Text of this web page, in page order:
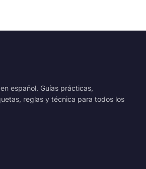
español. Guías prácticas,
reglas y técnica para todos los